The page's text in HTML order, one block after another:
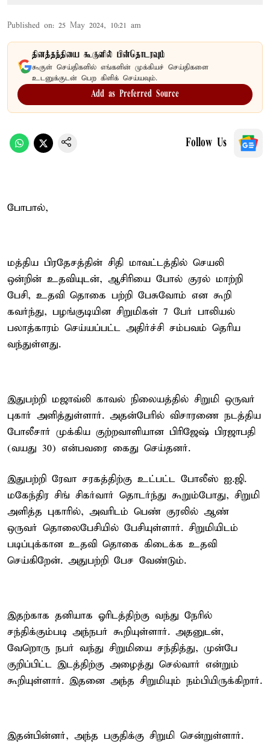
Published on: 25 May 2024, 10:21 am
தினத்தந்தியை கூகுளில் பின்தொடரவும்
கூகுள் செய்திகளில் எங்களின் முக்கியச் செய்திகளை
உடனுக்குடன் பெற கிளிக் செய்யவும்.
Add as Preferred Source
Follow Us
போபால்,
மத்திய பிரதேசத்தின் சிதி மாவட்டத்தில் செயலி
ஒன்றின் உதவியுடன், ஆசிரியை போல் குரல் மாற்றி
பேசி, உதவி தொகை பற்றி பேசுவோம் என கூறி
கவர்ந்து, பழங்குடியின சிறுமிகள் 7 பேர் பாலியல்
பலாத்காரம் செய்யப்பட்ட அதிர்ச்சி சம்பவம் தெரிய
வந்துள்ளது.
இதுபற்றி மஜாவ்லி காவல் நிலையத்தில் சிறுமி ஒருவர்
புகார் அளித்துள்ளார். அதன்பேரில் விசாரணை நடத்திய
போலீசார் முக்கிய குற்றவாளியான பிரிஜேஷ் பிரஜாபதி
(வயது 30) என்பவரை கைது செய்தனர்.
இதுபற்றி ரேவா சரகத்திற்கு உட்பட்ட போலீஸ் ஐ.ஜி.
மகேந்திர சிங் சிகர்வார் தொடர்ந்து கூறும்போது, சிறுமி
அளித்த புகாரில், அவரிடம் பெண் குரலில் ஆண்
ஒருவர் தொலைபேசியில் பேசியுள்ளார். சிறுமியிடம்
படிப்புக்கான உதவி தொகை கிடைக்க உதவி
செய்கிறேன். அதுபற்றி பேச வேண்டும்.
இதற்காக தனியாக ஓரிடத்திற்கு வந்து நேரில்
சந்திக்கும்படி அந்நபர் கூறியுள்ளார். அதனுடன்,
வேறொரு நபர் வந்து சிறுமியை சந்தித்து, முன்பே
குறிப்பிட்ட இடத்திற்கு அழைத்து செல்வார் என்றும்
கூறியுள்ளார். இதனை அந்த சிறுமியும் நம்பியிருக்கிறார்.
இதன்பின்னர், அந்த பகுதிக்கு சிறுமி சென்றுள்ளார்.